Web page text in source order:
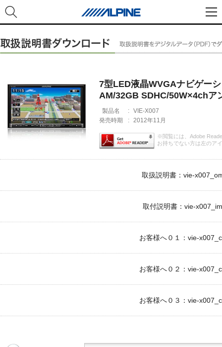
7型LED液晶WVGAナビゲー
AM/32GB SDHC/50W×4chア
製品名 : VIE-X007
発売時期
: 2012年11月
※閲覧には、Adobe
お持ちでない方は左のア
取扱説明書：vie-
取付説明書：vie-
お客様へ０１：vie-
お客様へ０２：vie-
お客様へ０３：vie-